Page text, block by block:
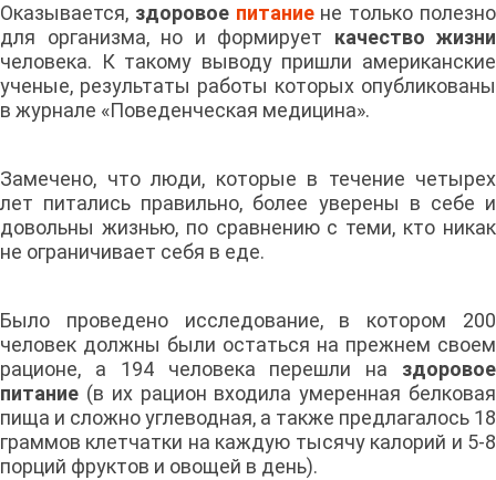
Оказывается, здоровое питаниене только полезно
для организма, но и формирует качество жизни
человека. К такому выводу пришли американские
ученые, результаты работы которых опубликованы
в журнале «Поведенческая медицина».
Замечено, что люди, которые в течение четырех
лет питались правильно, более уверены в себе и
довольны жизнью, по сравнению с теми, кто никак
не ограничивает себя в еде.
Было проведено исследование, в котором 200
человек должны были остаться на прежнем своем
рационе, а 194 человека перешли на здоровое
питание (в их рацион входила умеренная белковая
пища и сложно углеводная, а также предлагалось 18
граммов клетчатки на каждую тысячу калорий и 5-8
порций фруктов и овощей в день).